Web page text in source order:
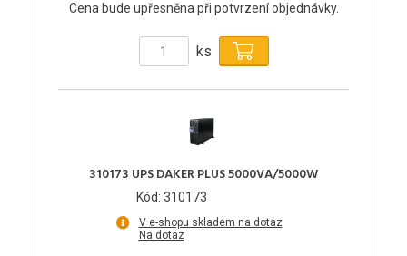
Cena bude upřesněna při potvrzení objednávky.
ks
310173 UPS DAKER PLUS 5000VA/5000W
Kód: 310173
V e-shopu skladem na dotaz
Na dotaz